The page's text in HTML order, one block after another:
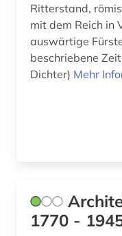
drittes reich (1)
druckgrafik (1)
Oesterreich
Osteuropa (1)
Saarland (1)
Ritterstand,
mit dem Reich in
auswärtige
beschriebene
Dichter) Mehr
1770 -